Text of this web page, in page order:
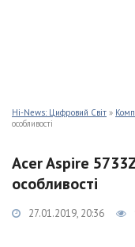
Hi-News: Цифровий Світ »
особливості
Acer Aspire
особливості
27.01.2019, 20:36